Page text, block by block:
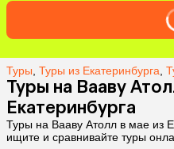
Туры Туры из Екатеринбурга
Туры на Вааву
Екатеринбурга
Туры на Вааву Атолл в мае из
ищите и сравнивайте туры